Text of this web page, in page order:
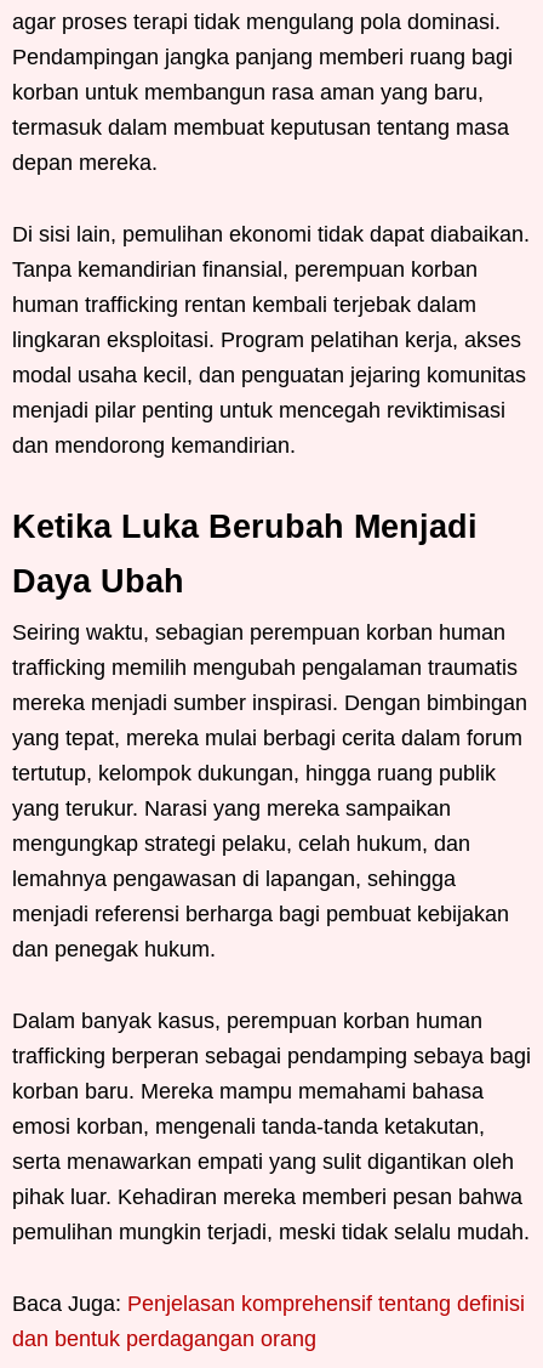
agar proses terapi tidak mengulang pola dominasi.
Pendampingan jangka panjang memberi ruang bagi
korban untuk membangun rasa aman yang baru,
termasuk dalam membuat keputusan tentang masa
depan mereka.
Di sisi lain, pemulihan ekonomi tidak dapat diabaikan.
Tanpa kemandirian finansial, perempuan korban
human trafficking rentan kembali terjebak dalam
lingkaran eksploitasi. Program pelatihan kerja, akses
modal usaha kecil, dan penguatan jejaring komunitas
menjadi pilar penting untuk mencegah reviktimisasi
dan mendorong kemandirian.
Ketika Luka Berubah Menjadi
Daya Ubah
Seiring waktu, sebagian perempuan korban human
trafficking memilih mengubah pengalaman traumatis
mereka menjadi sumber inspirasi. Dengan bimbingan
yang tepat, mereka mulai berbagi cerita dalam forum
tertutup, kelompok dukungan, hingga ruang publik
yang terukur. Narasi yang mereka sampaikan
mengungkap strategi pelaku, celah hukum, dan
lemahnya pengawasan di lapangan, sehingga
menjadi referensi berharga bagi pembuat kebijakan
dan penegak hukum.
Dalam banyak kasus, perempuan korban human
trafficking berperan sebagai pendamping sebaya bagi
korban baru. Mereka mampu memahami bahasa
emosi korban, mengenali tanda-tanda ketakutan,
serta menawarkan empati yang sulit digantikan oleh
pihak luar. Kehadiran mereka memberi pesan bahwa
pemulihan mungkin terjadi, meski tidak selalu mudah.
Baca Juga: Penjelasan komprehensif tentang definisi
dan bentuk perdagangan orang